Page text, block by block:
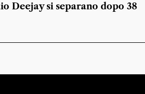
Deejay si separano dopo 38